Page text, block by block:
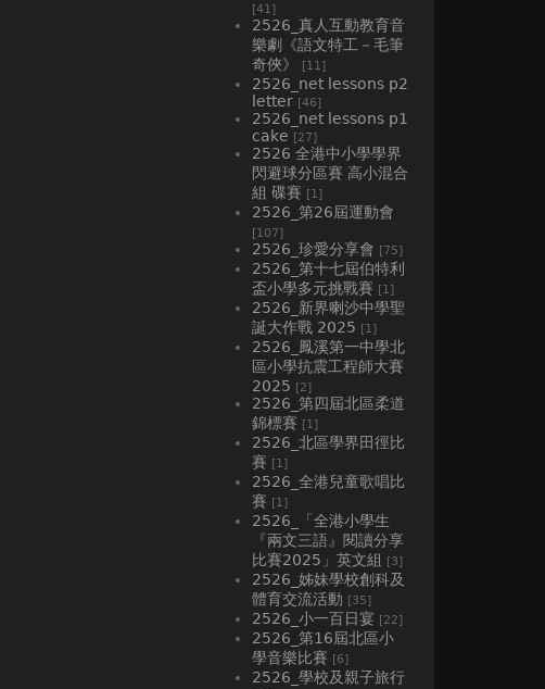
[41]
2526_真人互動教育音
樂劇《語文特工－毛筆
奇俠》
[11]
2526_net lessons p2
letter [46]
2526_net lessons p1
cake [27]
2526 全港中小學學界
閃避球分區賽 高小混合
組 碟賽 [1]
2526_第26屆運動會
[107]
2526_珍愛分享會 [75]
2526_第十七屆伯特利
盃小學多元挑戰賽 [1]
2526_新界喇沙中學聖
誕大作戰 2025 [1]
2526_鳳溪第一中學北
區小學抗震工程師大賽
2025 [2]
2526_第四屆北區柔道
錦標賽 [1]
2526_北區學界田徑比
賽 [1]
2526_全港兒童歌唱比
賽 [1]
2526_「全港小學生
『兩文三語』閱讀分享
比賽2025」英文組 [3]
2526_姊妹學校創科及
體育交流活動 [35]
2526_小一百日宴 [22]
2526_第16屆北區小
學音樂比賽 [6]
2526_學校及親子旅行